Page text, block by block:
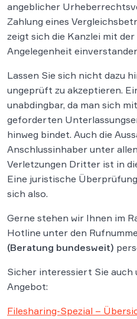
angeblicher
Zahlung eines
zeigt sich die Kanzlei mit
Angelegenheit
Lassen Sie sich nicht dazu
ungeprüft zu akzeptieren.
unabdingbar, da man sich
geforderten
hinweg bindet. Auch die
Anschlussinhaber unter
Verletzungen Dritter ist in
Eine juristische
sich also.
Gerne stehen wir Ihnen im
Hotline unter den
(Beratung bundesweit)
Sicher interessiert Sie auch
Angebot:
Filesharing-Spezial –